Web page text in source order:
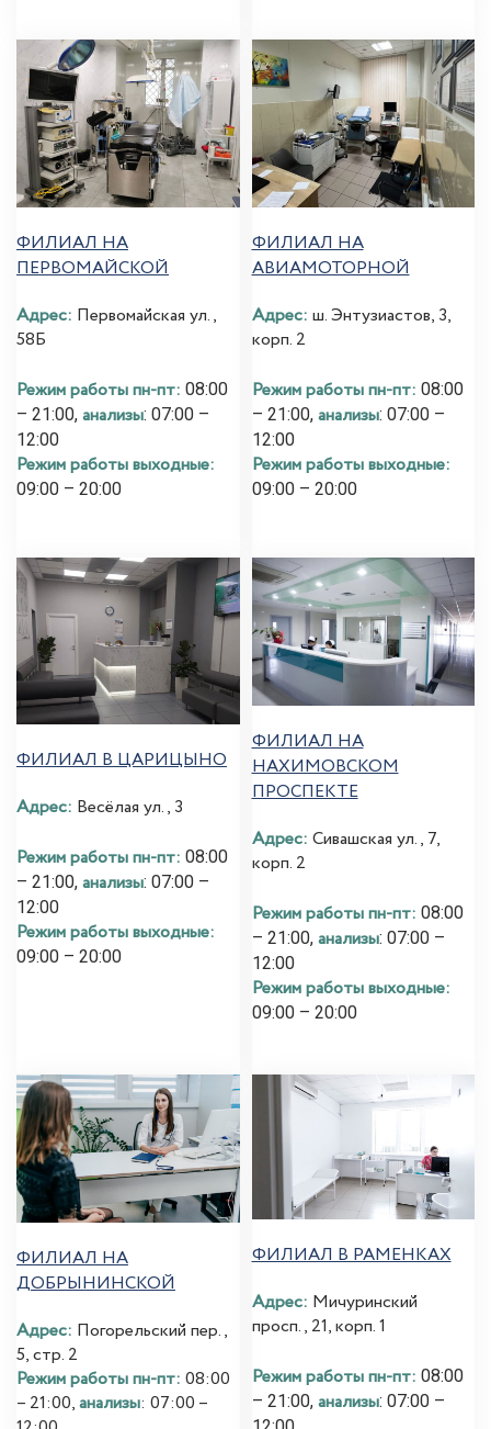
ФИЛИАЛ НА
ПЕРВОМАЙСКОЙ
Адрес: Первомайская ул.,
58Б
Режим работы пн-пт: 08:00
– 21:00, анализы: 07:00 –
12:00
Режим работы выходные:
09:00 – 20:00
ФИЛИАЛ НА
АВИАМОТОРНОЙ
Адрес: ш. Энтузиастов, 3,
корп. 2
Режим работы пн-пт: 08:00
– 21:00, анализы: 07:00 –
12:00
Режим работы выходные:
09:00 – 20:00
ФИЛИАЛ В ЦАРИЦЫНО
Адрес: Весёлая ул., 3
Режим работы пн-пт: 08:00
– 21:00, анализы: 07:00 –
12:00
Режим работы выходные:
09:00 – 20:00
ФИЛИАЛ НА
НАХИМОВСКОМ
ПРОСПЕКТЕ
Адрес: Сивашская ул., 7,
корп. 2
Режим работы пн-пт: 08:00
– 21:00, анализы: 07:00 –
12:00
Режим работы выходные:
09:00 – 20:00
ФИЛИАЛ НА
ДОБРЫНИНСКОЙ
Адрес: Погорельский пер.,
5, стр. 2
Режим работы пн-пт: 08:00
– 21:00,анализы: 07:00 –
ФИЛИАЛ В РАМЕНКАХ
Адрес: Мичуринский
просп., 21, корп. 1
Режим работы пн-пт: 08:00
– 21:00, анализы: 07:00 –